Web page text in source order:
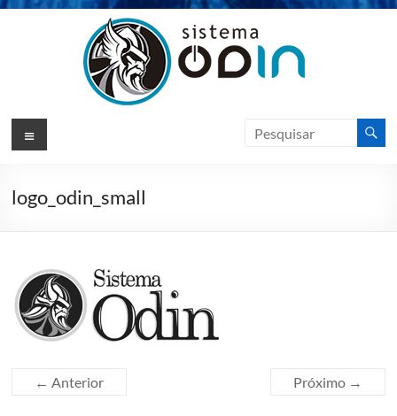
Sistema
ERP
Gestão
VIKSO
Technology
Menu
logo_odin_small
← Anterior Próximo →